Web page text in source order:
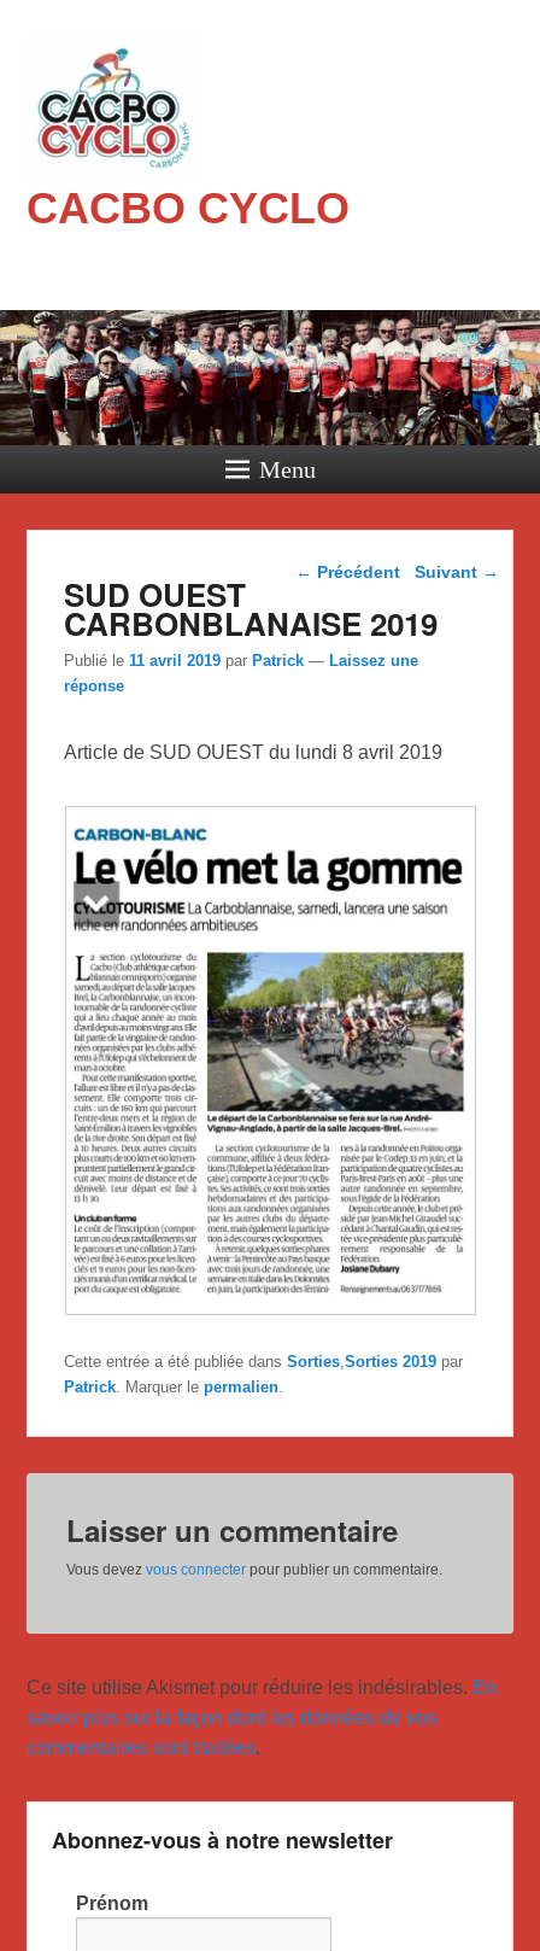
CACBO CYCLO
Menu
Navigation dans les
← Précédent Suivant →
SUD OUEST
CARBONBLANAISE 2019
Publié le11 avril 2019 par Patrick — Laissez une
réponse
Article de SUD OUEST du lundi 8 avril 2019
Cette entrée a été publiée dansSorties,Sorties 2019 par
Patrick. Marquer lepermalien.
Laisser un commentaire
Vous devezvous connecter pour publier un commentaire.
Ce site utilise Akismet pour réduire les indésirables. En
savoir plus sur la façon dont les données de vos
commentaires sont traitées.
Abonnez-vous à notre newsletter
Prénom